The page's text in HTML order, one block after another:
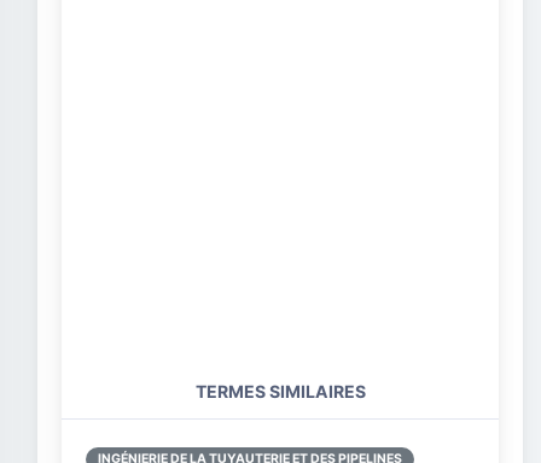
TERMES SIMILAIRES
INGÉNIERIE DE LA TUYAUTERIE ET DES PIPELINES